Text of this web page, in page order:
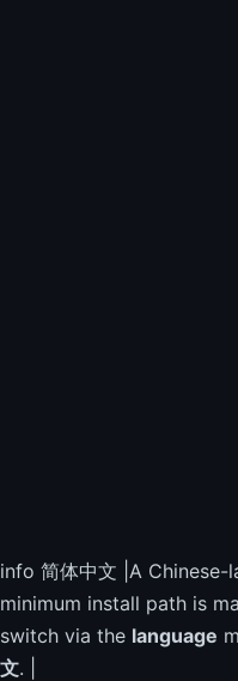
info 简体中文 |A
minimum install path is
switch via the language
文. |